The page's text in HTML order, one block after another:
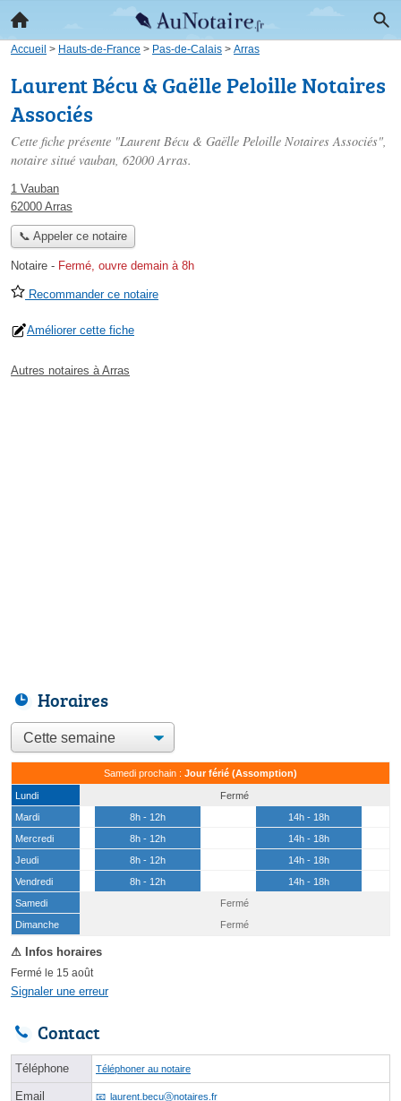
Accueil > Hauts-de-France > Pas-de-Calais > Arras
Laurent Bécu & Gaëlle Peloille Notaires
Associés
Cette fiche présente "Laurent Bécu & Gaëlle Peloille Notaires Associés",
notaire situé vauban, 62000 Arras.
1 Vauban
62000 Arras
📞 Appeler ce notaire
Notaire - Fermé, ouvre demain à 8h
Recommander ce notaire
Améliorer cette fiche
Autres notaires à Arras
Horaires
Samedi prochain : Jour férié (Assomption)
Lundi
Fermé
Mardi
8h - 12h
14h - 18h
Mercredi
8h - 12h
14h - 18h
Jeudi
8h - 12h
14h - 18h
Vendredi
8h - 12h
14h - 18h
Samedi
(15 août)
Fermé
Dimanche
Fermé
Fermé le 15 août
Signaler une erreur
Contact
Téléphone Téléphoner au notaire
Email laurent.becuⓐnotaires.fr